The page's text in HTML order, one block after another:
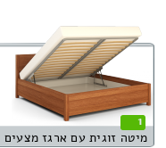
1
מיטה זוגית עם ארגז מצעים